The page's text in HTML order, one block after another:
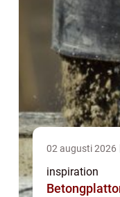
02 augusti 2026
inspiration
Betongplattor i